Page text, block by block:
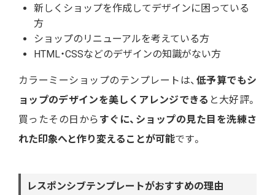
新しくショップを作成してデザインに困っている
方
ショップのリニューアルを考えている方
HTML・CSSなどのデザインの知識がない方
カラーミーショップのテンプレートは、 低予算でもシ
ョップのデザインを美しくアレンジできる と大好評。
買ったその日から すぐに、ショップの見た目を洗練さ
れた印象へと作り変えることが可能です。
レスポンシブテンプレートがおすすめの理由